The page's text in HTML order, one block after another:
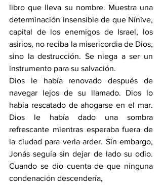
libro que lleva su nombre. Muestra una
determinación insensible de que Nínive,
capital de los enemigos de Israel, los
asirios, no reciba la misericordia de Dios,
sino la destrucción. Se niega a ser un
instrumento para su salvación.
Dios le había renovado después de
navegar lejos de su llamado. Dios lo
había rescatado de ahogarse en el mar.
Dios le había dado una sombra
refrescante mientras esperaba fuera de
la ciudad para verla arder. Sin embargo,
Jonás seguía sin dejar de lado su odio.
Cuando se dio cuenta de que ninguna
condenación descendería,